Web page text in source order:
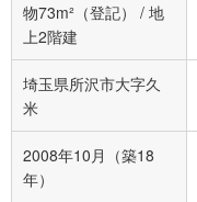
物73m²（登記）
/ 地
上2階建
埼玉県所沢市大字久
米
2008年10月（築18
年）